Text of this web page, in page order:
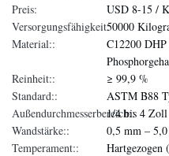
Preis:
USD 8-15 /
Versorgungsfähigkeit:50000
Material::
C12200
Reinheit::
≥ 99,9 %
Standard::
ASTM B88
Außendurchmesserbereich::
1/4 bis 4
Wandstärke::
0,5 mm – 5,0
Temperament::
Hartgezogen